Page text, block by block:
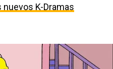
K-Dramas